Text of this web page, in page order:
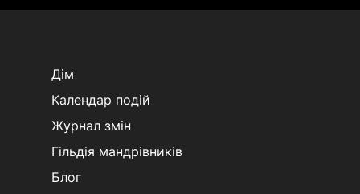
Дім
Календар подій
Журнал змін
Гільдія мандрівників
Блог